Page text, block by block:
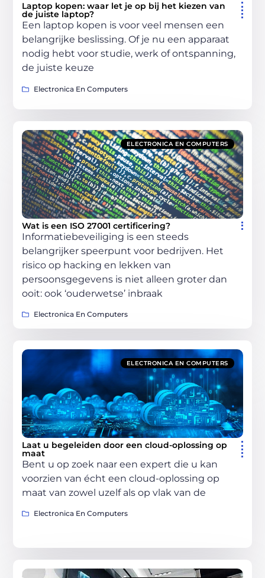
Laptop kopen: waar let je op bij het kiezen van
de juiste laptop?
Een laptop kopen is voor veel mensen een
belangrijke beslissing. Of je nu een apparaat
nodig hebt voor studie, werk of ontspanning,
de juiste keuze
Electronica En Computers
ELECTRONICA EN COMPUTERS
Wat is een ISO 27001 certificering?
Informatiebeveiliging is een steeds
belangrijker speerpunt voor bedrijven. Het
risico op hacking en lekken van
persoonsgegevens is niet alleen groter dan
ooit: ook ‘ouderwetse’ inbraak
Electronica En Computers
ELECTRONICA EN COMPUTERS
Laat u begeleiden door een cloud-oplossing op
maat
Bent u op zoek naar een expert die u kan
voorzien van écht een cloud-oplossing op
maat van zowel uzelf als op vlak van de
Electronica En Computers